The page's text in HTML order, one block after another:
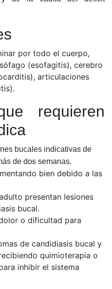
por todo el cuerpo,
(esofagitis), cerebro
articulaciones
requieren
bucales indicativas de
de dos semanas.
bien debido a las
presentan lesiones
bucal.
o dificultad para
de candidiasis bucal y
quimioterapia o
inhibir el sistema